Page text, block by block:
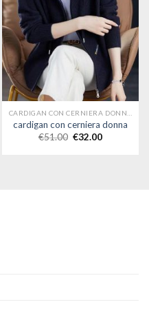
cardigan con cerniera donna
€51.00 €32.00